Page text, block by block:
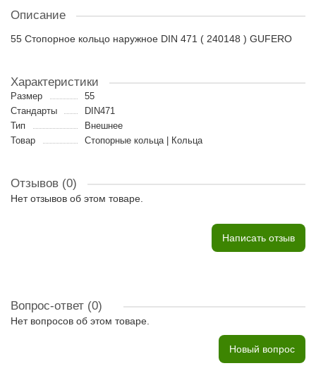
Описание
55 Стопорное кольцо наружное DIN 471 ( 240148 ) GUFERO
Характеристики
Размер
55
Стандарты
DIN471
Тип
Внешнее
Товар
Стопорные кольца | Кольца
Отзывов (0)
Нет отзывов об этом товаре.
Написать отзыв
Вопрос-ответ (0)
Нет вопросов об этом товаре.
Новый вопрос